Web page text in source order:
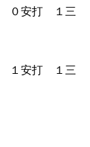
打 １三
打 １三